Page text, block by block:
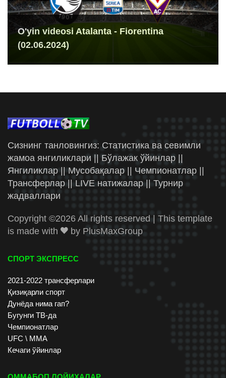
O'yin videosi Atalanta - Fiorentina
(02.06.2024)
Сизнинг танловингиз: Статистика ва севимли
жамоа янгиликлари || Бўлажак ўйинлар ||
Янгиликлар || Мусобақалар || Чемпионатлар ||
Трансферлар || LIVE натижалар || Турнир
жадваллари
Copyright ©2026 All rights reserved | This template
is made with
by PlusMaxGroup
СПОРТ ЭКСПРЕСС
2021-2022 трансферлари
Қизиқарли спорт
Дунёда нима гап?
Бугунги ТВ-да
Чемпионатлар
UFC \ ММА
Кечаги ўйинлар